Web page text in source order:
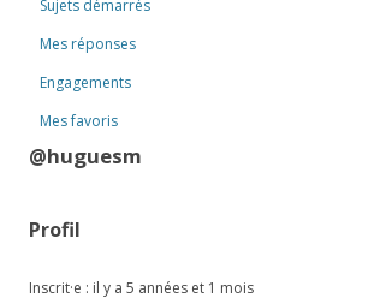
Sujets démarrés
Mes réponses
Engagements
Mes favoris
@huguesm
Profil
Inscrit·e : il y a 5 années et 1 mois